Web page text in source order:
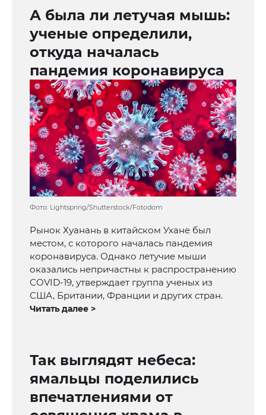
А была ли летучая мышь:
ученые определили,
откуда началась
пандемия коронавируса
Фото: Lightspring/Shutterstock/Fotodom
Рынок Хуанань в китайском Ухане был
местом, с которого началась пандемия
коронавируса. Однако летучие мыши
оказались непричастны к распространению
COVID-19, утверждает группа ученых из
США, Британии, Франции и других стран.
Читать далее >
Так выглядят небеса:
ямальцы поделились
впечатлениями от